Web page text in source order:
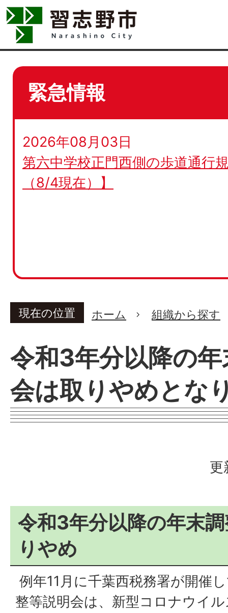
緊急情報
2026年08月03日
第六中学校正門西側の歩道通行
（8/4現在）】
現在の位置 ホーム 組織から探す
令和3年分以降の
会は取りやめとな
更
令和3年分以降の年末
りやめ
例年11月に千葉西税務署が開催
整等説明会は、新型コロナウイ